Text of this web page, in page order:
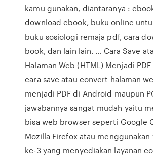
kamu gunakan, diantaranya :
download ebook, buku online
buku sosiologi remaja pdf, cara
book, dan lain lain. … Cara Save
Halaman Web (HTML) Menjadi
cara save atau convert halaman
menjadi PDF di Android maupun
jawabannya sangat mudah yaitu
bisa web browser seperti Google
Mozilla Firefox atau
ke-3 yang menyediakan layanan